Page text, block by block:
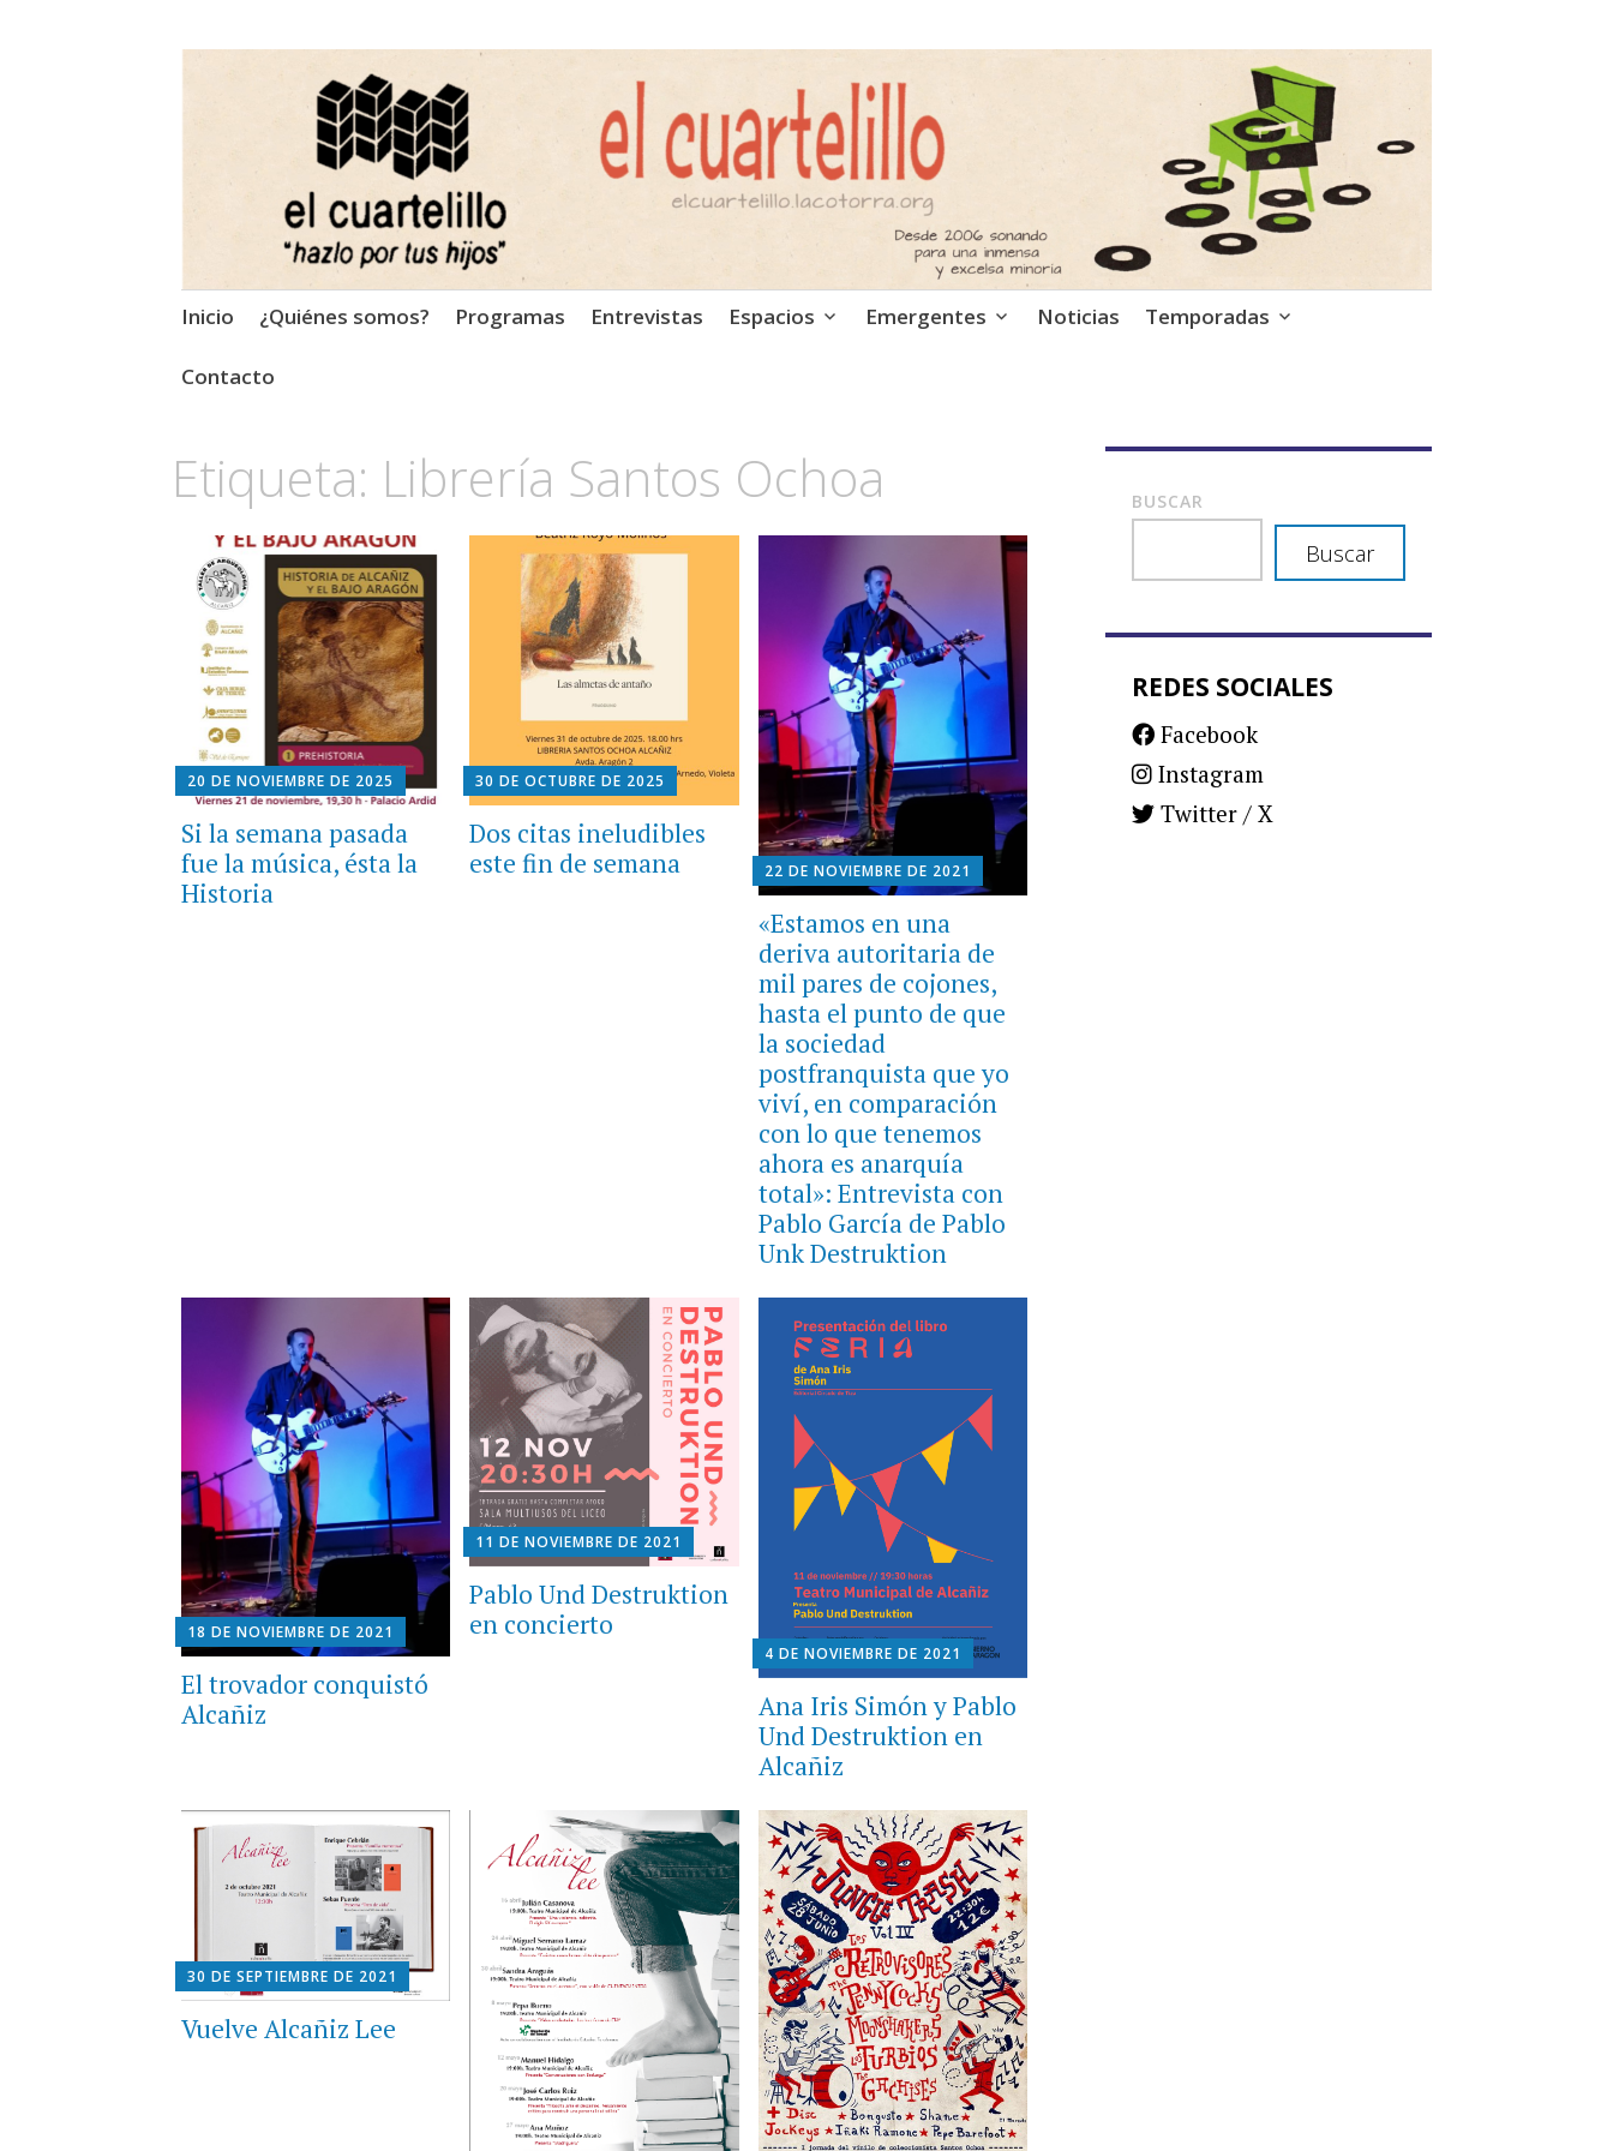
El Cuartelillo
Programa de radio de música independiente. Podcast
Saltar
contenido
Inicio ¿Quiénes somos? Programas Entrevistas Espacios Emergentes Noticias Temporadas
Contacto
Etiqueta: Librería Santos Ochoa
20 DE NOVIEMBRE DE 2025
Si la semana pasada
fue la música, ésta la
Historia
30 DE OCTUBRE DE 2025
Dos citas ineludibles
este fin de semana
22 DE NOVIEMBRE DE 2021
«Estamos en una
deriva autoritaria de
mil pares de cojones,
hasta el punto de que
la sociedad
postfranquista que yo
viví, en comparación
con lo que tenemos
ahora es anarquía
total»: Entrevista con
Pablo García de Pablo
Unk Destruktion
18 DE NOVIEMBRE DE 2021
El trovador conquistó
Alcañiz
11 DE NOVIEMBRE DE 2021
Pablo Und Destruktion
en concierto
4 DE NOVIEMBRE DE 2021
Ana Iris Simón y Pablo
Und Destruktion en
Alcañiz
30 DE SEPTIEMBRE DE 2021
Vuelve Alcañiz Lee
BUSCAR
Buscar
REDES SOCIALES
Facebook
Instagram
Twitter / X